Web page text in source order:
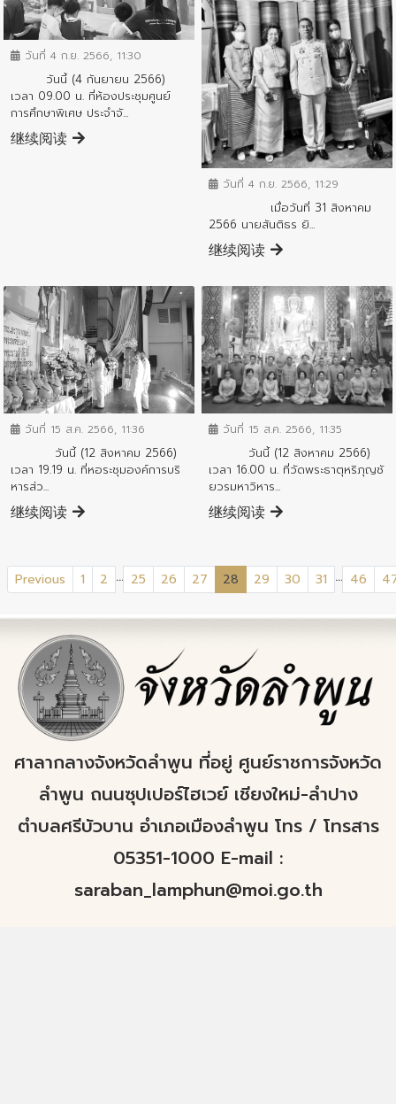
ข่าวกิจกรรมสำคัญจังหวัด
วันที่ 4 ก.ย. 2566, 11:30
วันนี้ (4 กันยายน 2566)
เวลา 09.00 น. ที่ห้องประชุมศูนย์
การศึกษาพิเศษ ประจำจั...
继续阅读 ข่าวกิจกรรมสำคัญจังหวัด
วันที่ 4 ก.ย. 2566, 11:29
เมื่อวันที่ 31 สิงหาคม
2566 นายสันติธร ยิ...
继续阅读
ข่าวกิจกรรมสำคัญจังหวัด
วันที่ 15 ส.ค. 2566, 11:36
วันนี้ (12 สิงหาคม 2566)
เวลา 19.19 น. ที่หอระชุมองค์การบริ
หารส่ว...
继续阅读
ข่าวกิจกรรมสำคัญจังหวัด
วันที่ 15 ส.ค. 2566, 11:35
วันนี้ (12 สิงหาคม 2566)
เวลา 16.00 น. ที่วัดพระธาตุหริภุญชั
ยวรมหาวิหาร...
继续阅读
Previous 1 2 ... 25 26 27 28 (current)
29 30 31 ... 46
ศาลากลางจังหวัดลำพูน ที่อยู่ ศูนย์ราชการจังหวัด
ลำพูน ถนนซุปเปอร์ไฮเวย์ เชียงใหม่-ลำปาง
ตำบลศรีบัวบาน อำเภอเมืองลำพูน โทร / โทรสาร
05351-1000 E-mail :
saraban_lamphun@moi.go.th